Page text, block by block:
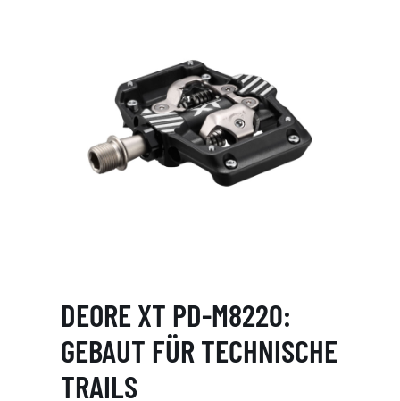
DEORE XT PD-M8220:
GEBAUT FÜR TECHNISCHE
TRAILS